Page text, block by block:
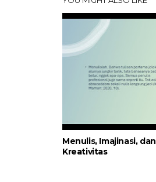
Menulis, Imajinasi, dan
Kreativitas